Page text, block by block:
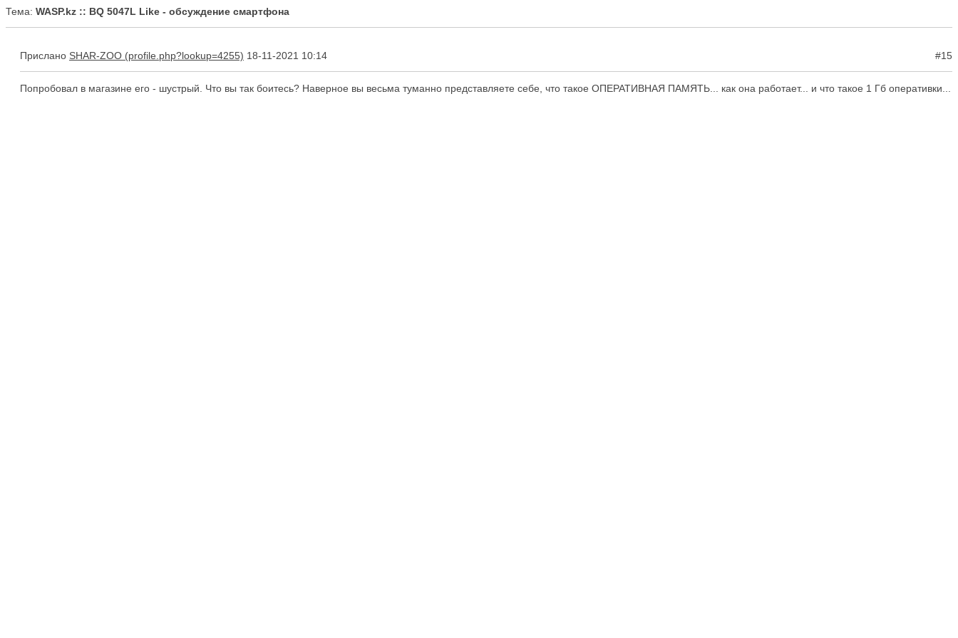
Тема: WASP.kz :: BQ 5047L Like - обсуждение смартфона
Прислано SHAR-ZOO 18-11-2021 10:14 #15
Попробовал в магазине его - шустрый. Что вы так боитесь? Наверное вы весьма туманно представляете себе, что такое ОПЕРАТИВНАЯ ПАМЯТЬ... как она работает... и что такое 1 Гб оперативки...